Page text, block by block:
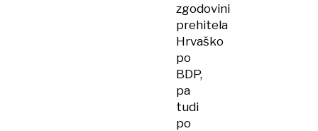
zgodovini
prehitela
Hrvaško
po
BDP,
pa
tudi
po